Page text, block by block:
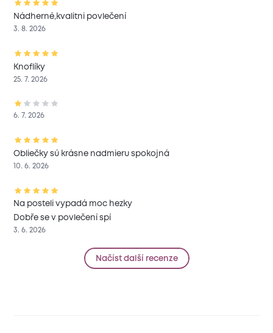
Nádherné,kvalitni povlečení
3. 8. 2026
Knoflíky
25. 7. 2026
6. 7. 2026
Obliečky sú krásne nadmieru spokojná
10. 6. 2026
Na posteli vypadá moc hezky
Dobře se v povlečení spí
3. 6. 2026
Načíst další recenze